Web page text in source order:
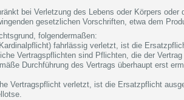
bei Verletzung des Lebens oder Körpers
gesetzlichen Vorschriften, etwa dem
folgendermaßen:
fahrlässig verletzt, ist die
Vertragspflichten sind Pflichten, die der
Durchführung des Vertrags überhaupt erst
Vertragspflicht verletzt, ist die Ersatzpflicht